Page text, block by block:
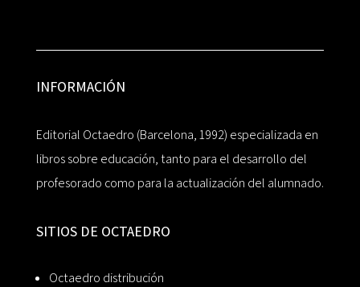
INFORMACIÓN
Editorial Octaedro (Barcelona, 1992) especializada en
libros sobre educación, tanto para el desarrollo del
profesorado como para la actualización del alumnado.
SITIOS DE OCTAEDRO
Octaedro distribución